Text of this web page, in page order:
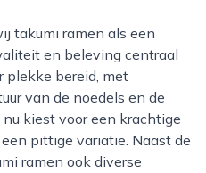
en beleving centraal
plekke bereid, met
van de noedels en de
kiest voor een krachtige
pittige variatie. Naast de
ramen ook diverse